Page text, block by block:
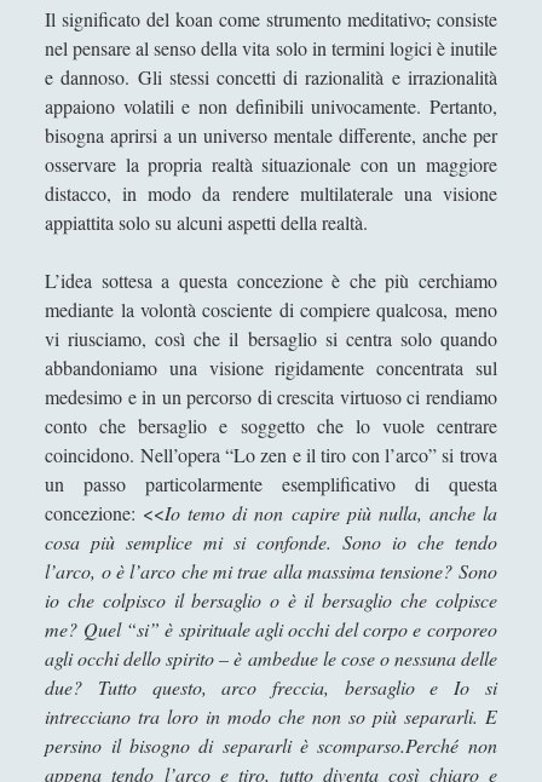
Il significato del koan come strumento meditativo,consiste
nel pensare al senso della vita solo in termini logici è inutile
e dannoso. Gli stessi concetti di razionalità e irrazionalità
appaiono volatili e non definibili univocamente. Pertanto,
bisogna aprirsi a un universo mentale differente, anche per
osservare la propria realtà situazionale con un maggiore
distacco, in modo da rendere multilaterale una visione
appiattita solo su alcuni aspetti della realtà.
L’idea sottesa a questa concezione è che più cerchiamo
mediante la volontà cosciente di compiere qualcosa, meno
vi riusciamo, così che il bersaglio si centra solo quando
abbandoniamo una visione rigidamente concentrata sul
medesimo e in un percorso di crescita virtuoso ci rendiamo
conto che bersaglio e soggetto che lo vuole centrare
coincidono. Nell’opera “Lo zen e il tiro con l’arco” si trova
un passo particolarmente esemplificativo di questa
concezione: <<Io temo di non capire più nulla, anche la
cosa più semplice mi si confonde. Sono io che tendo
l’arco, o è l’arco che mi trae alla massima tensione? Sono
io che colpisco il bersaglio o è il bersaglio che colpisce
me? Quel “si” è spirituale agli occhi del corpo e corporeo
agli occhi dello spirito – è ambedue le cose o nessuna delle
due? Tutto questo, arco freccia, bersaglio e Io si
intrecciano tra loro in modo che non so più separarli. E
persino il bisogno di separarli è scomparso.Perché non
appena tendo l’arco e tiro, tutto diventa così chiaro e